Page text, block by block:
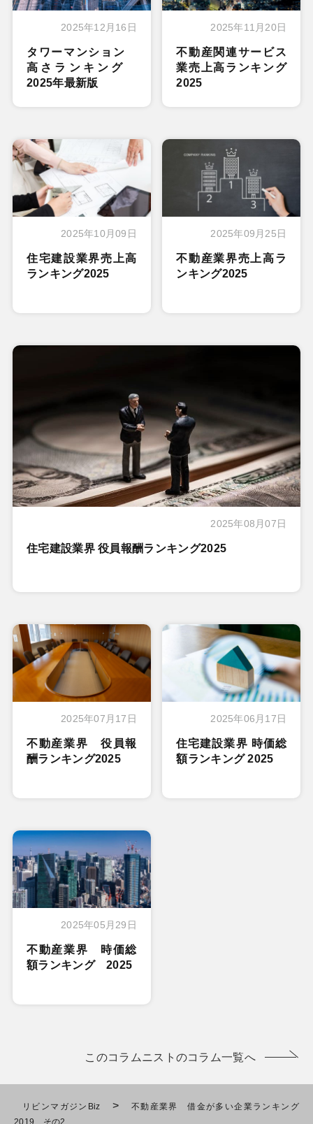
2025年12月16日
タワーマンション
高さランキング
2025年最新版
2025年11月20日
不動産関連サービス
業売上高ランキング
2025
2025年10月09日
住宅建設業界売上高
ランキング2025
2025年09月25日
不動産業界売上高ラ
ンキング2025
2025年08月07日
住宅建設業界 役員報酬ランキング2025
2025年07月17日
不動産業界 役員報
酬ランキング2025
2025年06月17日
住宅建設業界 時価総
額ランキング 2025
2025年05月29日
不動産業界 時価総
額ランキング 2025
このコラムニストのコラム一覧へ
リビンマガジンBiz >
不動産業界 借金が多い企業ランキング
2019 その2